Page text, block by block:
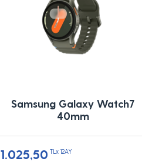
Samsung Galaxy Watch7
40mm
1.025,50 TLx 12AY